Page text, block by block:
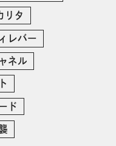
リタ
レバー
ネル
ド